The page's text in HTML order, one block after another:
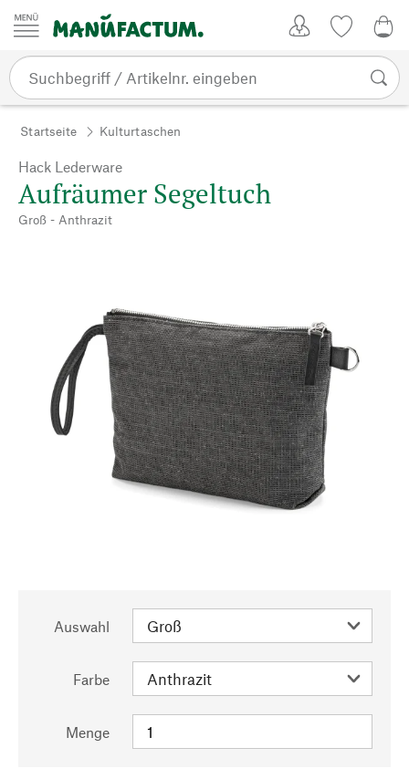
Zum Inhalt springen
Startseite Kulturtaschen
Hack Lederware
Aufräumer Segeltuch
Groß - Anthrazit
Auswahl
Farbe
Menge